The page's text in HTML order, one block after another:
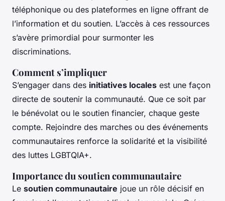
téléphonique ou des plateformes en ligne offrant de
l’information et du soutien. L’accès à ces ressources
s’avère primordial pour surmonter les
discriminations.
Comment s’impliquer
S’engager dans des initiatives locales est une façon
directe de soutenir la communauté. Que ce soit par
le bénévolat ou le soutien financier, chaque geste
compte. Rejoindre des marches ou des événements
communautaires renforce la solidarité et la visibilité
des luttes LGBTQIA+.
Importance du soutien communautaire
Le soutien communautaire joue un rôle décisif en